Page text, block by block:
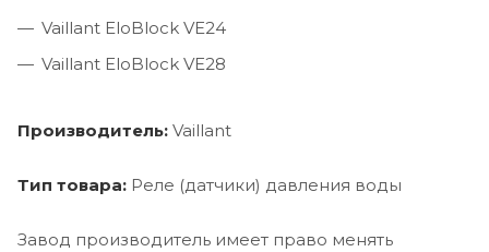
Vaillant EloBlock VE24
Vaillant EloBlock VE28
Производитель: Vaillant
Тип товара: Реле (датчики) давления воды
Завод производитель имеет право менять